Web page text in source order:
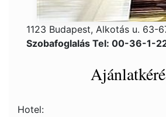
1123 Budapest, Alkotás u. 63-
Szobafoglalás Tel: 00-36-1-
Hotel: